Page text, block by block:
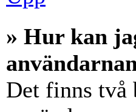
» Hur kan
Det finns två